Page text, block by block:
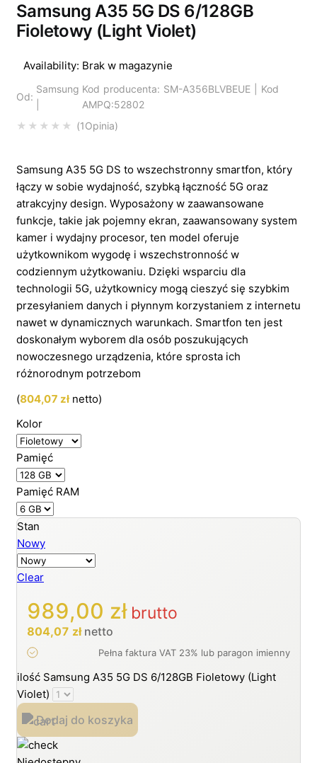
Samsung A35 5G DS 6/128GB
Fioletowy (Light Violet)
1Opinia
Availability: Brak w magazynie
Od:
Samsung Kod producenta: SM-A356BLVBEUE | Kod
AMPQ:52802
Samsung A35 5G DS to wszechstronny smartfon, który
łączy w sobie wydajność, szybką łączność 5G oraz
atrakcyjny design. Wyposażony w zaawansowane
funkcje, takie jak pojemny ekran, zaawansowany system
kamer i wydajny procesor, ten model oferuje
użytkownikom wygodę i wszechstronność w
codziennym użytkowaniu. Dzięki wsparciu dla
technologii 5G, użytkownicy mogą cieszyć się szybkim
przesyłaniem danych i płynnym korzystaniem z internetu
nawet w dynamicznych warunkach. Smartfon ten jest
doskonałym wyborem dla osób poszukujących
nowoczesnego urządzenia, które sprosta ich
różnorodnym potrzebom
(804,07 złnetto)
Kolor
Pamięć
Pamięć RAM
Stan
Nowy
Clear
989,00 złbrutto
804,07 złnetto
ilość Samsung A35 5G DS 6/128GB Fioletowy (Light
Violet)
Dodaj do koszyka